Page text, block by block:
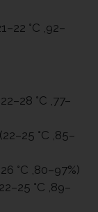
°C ,92–
°C ,77–
°C ,85–
°C ,80–97%)
°C ,89–